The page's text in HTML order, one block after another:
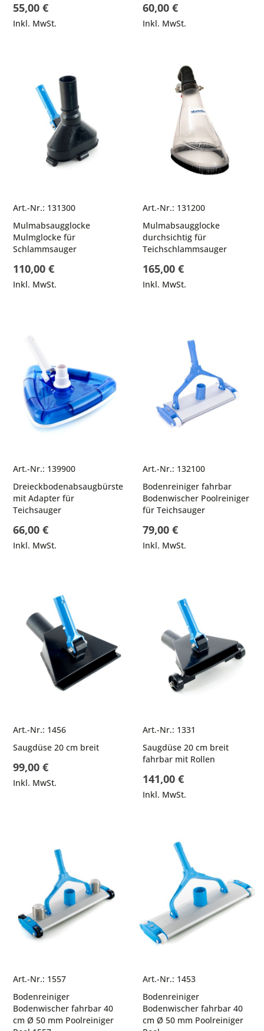
55,00 €
Inkl. MwSt.
60,00 €
Inkl. MwSt.
Art.-Nr.: 131300
Mulmabsaugglocke
Mulmglocke für
Schlammsauger
110,00 €
Inkl. MwSt.
Art.-Nr.: 131200
Mulmabsaugglocke
durchsichtig für
Teichschlammsauger
165,00 €
Inkl. MwSt.
Art.-Nr.: 139900
Dreieckbodenabsaugbürste
mit Adapter für
Teichsauger
66,00 €
Inkl. MwSt.
Art.-Nr.: 132100
Bodenreiniger fahrbar
Bodenwischer Poolreiniger
für Teichsauger
79,00 €
Inkl. MwSt.
Art.-Nr.: 1456
Saugdüse 20 cm breit
99,00 €
Inkl. MwSt.
Art.-Nr.: 1331
Saugdüse 20 cm breit
fahrbar mit Rollen
141,00 €
Inkl. MwSt.
Art.-Nr.: 1557
Bodenreiniger
Bodenwischer fahrbar 40
cm Ø 50 mm Poolreiniger
Art.-Nr.: 1453
Bodenreiniger
Bodenwischer fahrbar 40
cm Ø 50 mm Poolreiniger